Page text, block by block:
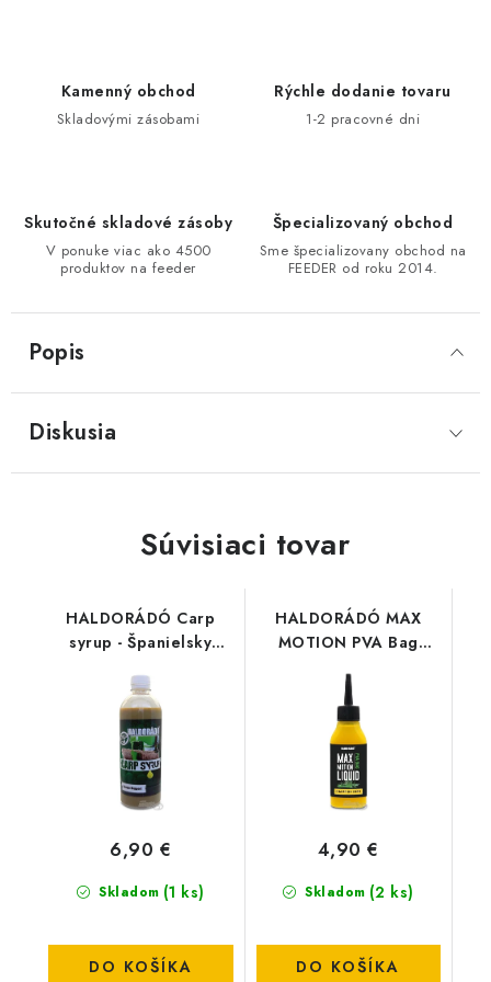
VŠEOBECNÉ NARIADENIE O BEZPEČNOSTI
PRODUKTOV (GPSR)
Doprava Navštívte našu predajňu v MARCELOVEJ »
Kamenný obchod
Skladovými zásobami
Rýchle dodanie tovaru
1-2 pracovné dni
Skutočné skladové zásoby
V ponuke viac ako 4500
produktov na feeder
Špecializovaný obchod
Sme špecializovany obchod na
FEEDER od roku 2014.
Popis
Diskusia
Súvisiaci tovar
HALDORÁDÓ Carp
syrup - Španielsky
Skladom (1 ks)
6,90 €
DO KOŠÍKA
HALDORÁDÓ MAX
MOTION PVA Bag
Corn
Skladom (2 ks)
4,90 €
DO KOŠÍKA